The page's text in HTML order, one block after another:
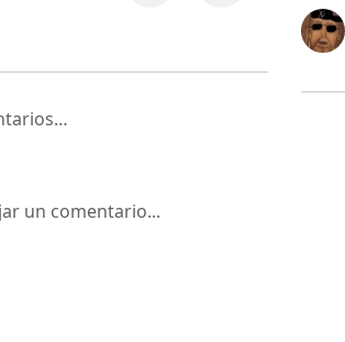
un comentario...